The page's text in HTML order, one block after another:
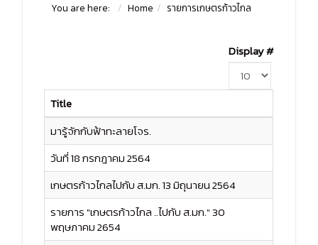
You are here: Home รายการเกษตรก้าวไกล
Display #
Title
มารู้จักกับฟ้าทะลายโจร.
วันที่ 18 กรกฎาคม 2564
เกษตรก้าวไกลไปกับ ส.มก. 13 มิถุนายน 2564
รายการ "เกษตรก้าวไกล ..ไปกับ ส.มก." 30
พฤษภาคม 2654